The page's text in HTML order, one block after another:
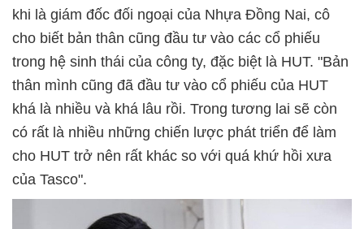
khi là giám đốc đối ngoại của Nhựa Đồng Nai, cô
cho biết bản thân cũng đầu tư vào các cổ phiếu
trong hệ sinh thái của công ty, đặc biệt là HUT. "Bản
thân mình cũng đã đầu tư vào cổ phiếu của HUT
khá là nhiều và khá lâu rồi. Trong tương lai sẽ còn
có rất là nhiều những chiến lược phát triển để làm
cho HUT trở nên rất khác so với quá khứ hồi xưa
của Tasco".